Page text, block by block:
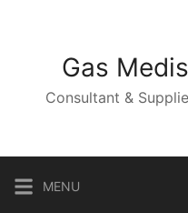
Gas
Consultant &
MENU